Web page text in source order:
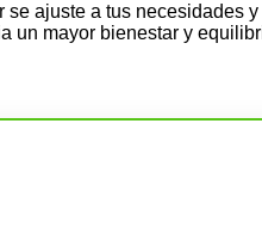
ajuste a tus necesidades y
un mayor bienestar y